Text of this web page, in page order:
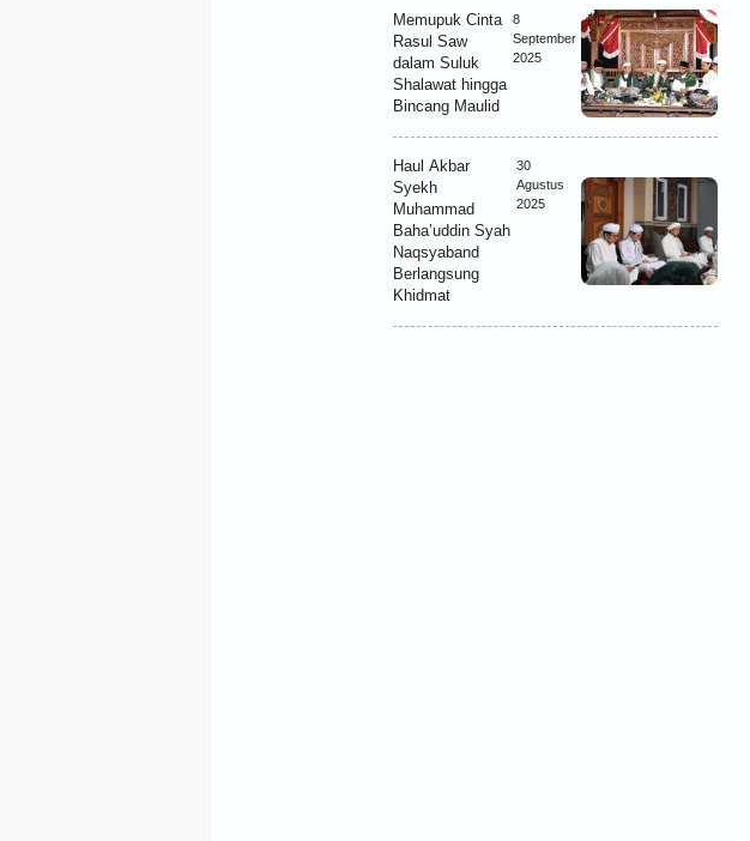
Memupuk Cinta
Rasul Saw
dalam Suluk
Shalawat hingga
Bincang Maulid
8
September
2025
Haul Akbar
Syekh
Muhammad
Baha’uddin Syah
Naqsyaband
Berlangsung
Khidmat
30
Agustus
2025